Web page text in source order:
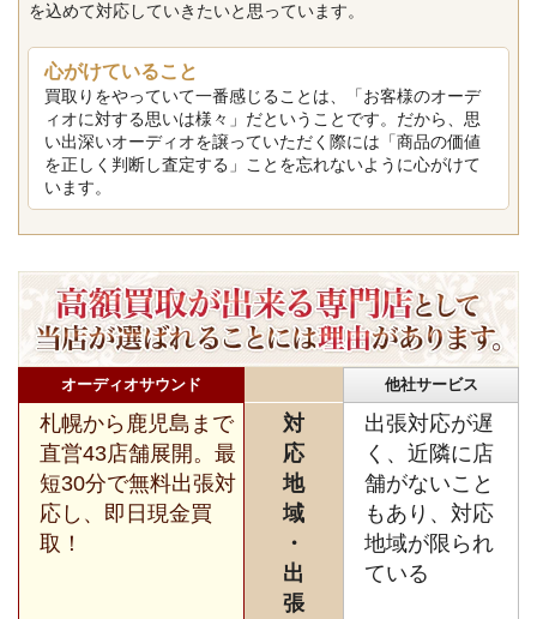
を込めて対応していきたいと思っています。
心がけていること
買取りをやっていて一番感じることは、「お客様のオーデ
ィオに対する思いは様々」だということです。だから、思
い出深いオーディオを譲っていただく際には「商品の価値
を正しく判断し査定する」ことを忘れないように心がけて
います。
オーディオサウンド 他社サービス
札幌から鹿児島まで
直営43店舗展開。最
短30分で無料出張対
応し、即日現金買
取！
対
応
地
域
・
出
張
出張対応が遅
く、近隣に店
舗がないこと
もあり、対応
地域が限られ
ている